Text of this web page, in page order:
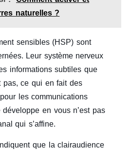
naturelles ?
sensibles (HSP) sont
Leur système nerveux
informations subtiles que
pas, ce qui en fait des
les communications
en vous n’est pas
qui s’affine.
que la clairaudience